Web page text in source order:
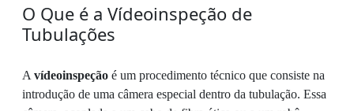
O Que é a Vídeoinspeção de
Tubulações
A vídeoinspeção é um procedimento técnico que consiste na
introdução de uma câmera especial dentro da tubulação. Essa